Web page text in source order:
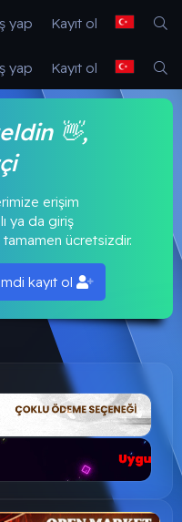
yap Kayıt ol
yap Kayıt ol
👋,
erişim
ya da giriş
tamamen ücretsizdir.
kayıt ol